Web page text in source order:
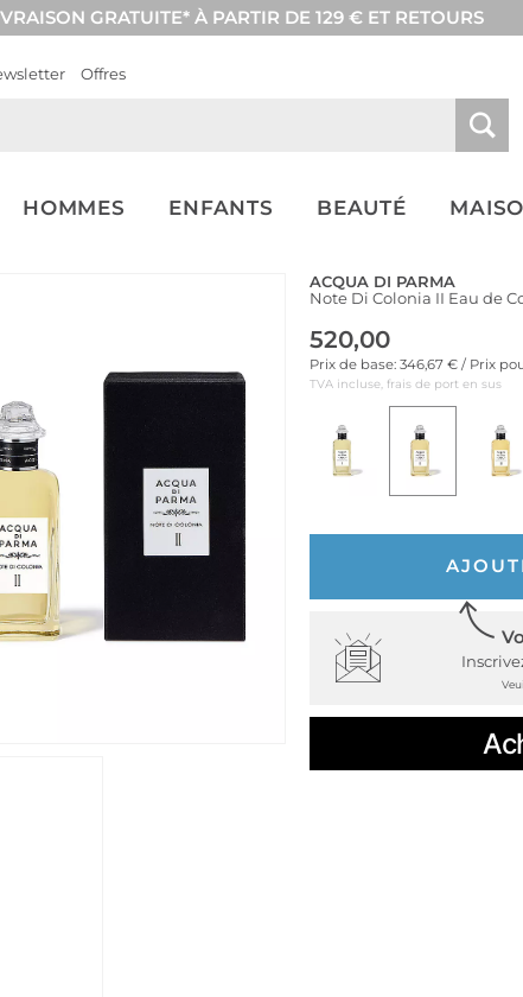
GRATUITE* À PARTIR DE 129 € ET RETOURS
Offres
HOMMES ENFANTS BEAUTÉ
ACQUA DI PARMA
Note Di Colonia II Eau de
520,00
Prix de base: 346,67 € / Prix
TVA incluse, frais de port en sus